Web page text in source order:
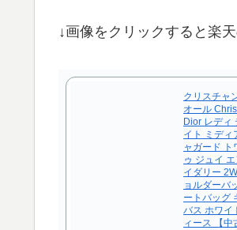
↓画像をクリックすると楽
クリスチャ
オール
Dior レディ
イト ミディ
ャガード ト
ゥ ジュイ
イダリー
ョルダーバ
ートバッグ
バス ホワイ
ィース 【中